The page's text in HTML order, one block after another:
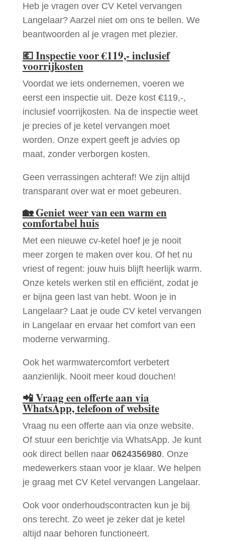
Heb je vragen over CV Ketel vervangen
Langelaar? Aarzel niet om ons te bellen. We
beantwoorden al je vragen met plezier.
💶Inspectie voor €119,- inclusief
voorrijkosten
Voordat we iets ondernemen, voeren we
eerst een inspectie uit. Deze kost €119,-,
inclusief voorrijkosten. Na de inspectie weet
je precies of je ketel vervangen moet
worden. Onze expert geeft je advies op
maat, zonder verborgen kosten.
Geen verrassingen achteraf! We zijn altijd
transparant over wat er moet gebeuren.
🏡Geniet weer van een warm en
comfortabel huis
Met een nieuwe cv-ketel hoef je je nooit
meer zorgen te maken over kou. Of het nu
vriest of regent: jouw huis blijft heerlijk warm.
Onze ketels werken stil en efficiënt, zodat je
er bijna geen last van hebt. Woon je in
Langelaar? Laat je oude CV ketel vervangen
in Langelaar en ervaar het comfort van een
moderne verwarming.
Ook het warmwatercomfort verbetert
aanzienlijk. Nooit meer koud douchen!
📲Vraag een offerte aan via
WhatsApp, telefoon of website
Vraag nu een offerte aan via onze website.
Of stuur een berichtje via WhatsApp. Je kunt
ook direct bellen naar 0624356980. Onze
medewerkers staan voor je klaar. We helpen
je graag met CV Ketel vervangen Langelaar.
Ook voor onderhoudscontracten kun je bij
ons terecht. Zo weet je zeker dat je ketel
altijd naar behoren functioneert.